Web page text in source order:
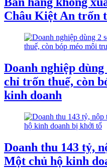
Châu Kiệt An trốn
Doanh nghiệp
chỉ trốn thuế, còn
kinh doanh
Doanh thu 143 tỷ,
Một chủ hộ kinh